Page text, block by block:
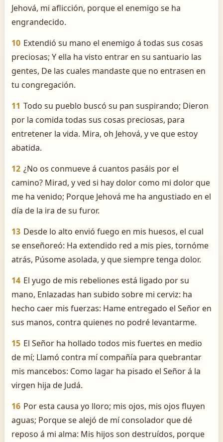
Jehová, mi aflicción, porque el enemigo se ha
engrandecido.
10 Extendió su mano el enemigo á todas sus cosas
preciosas; Y ella ha visto entrar en su santuario las
gentes, De las cuales mandaste que no entrasen en
tu congregación.
11 Todo su pueblo buscó su pan suspirando; Dieron
por la comida todas sus cosas preciosas, para
entretener la vida. Mira, oh Jehová, y ve que estoy
abatida.
12 ¿No os conmueve á cuantos pasáis por el
camino? Mirad, y ved si hay dolor como mi dolor que
me ha venido; Porque Jehová me ha angustiado en el
día de la ira de su furor.
13 Desde lo alto envió fuego en mis huesos, el cual
se enseñoreó: Ha extendido red a mis pies, tornóme
atrás, Púsome asolada, y que siempre tenga dolor.
14 El yugo de mis rebeliones está ligado por su
mano, Enlazadas han subido sobre mi cerviz: ha
hecho caer mis fuerzas: Hame entregado el Señor en
sus manos, contra quienes no podré levantarme.
15 El Señor ha hollado todos mis fuertes en medio
de mí; Llamó contra mí compañía para quebrantar
mis mancebos: Como lagar ha pisado el Señor á la
virgen hija de Judá.
16 Por esta causa yo lloro; mis ojos, mis ojos fluyen
aguas; Porque se alejó de mí consolador que dé
reposo á mi alma: Mis hijos son destruídos, porque